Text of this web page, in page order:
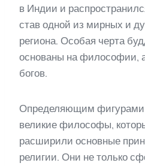
в Индии и
став одной из мирных и
региона. Особая черта
основаны на философии,
богов.
Определяющим фигурами
великие философы,
расширили основные
религии. Они не только